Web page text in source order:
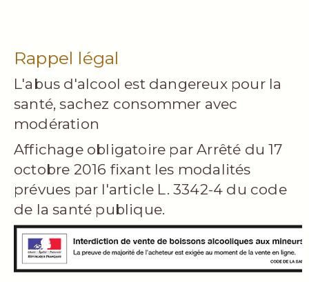
Rappel légal
L'abus d'alcool est dangereux pour la
santé, sachez consommer avec
modération
Affichage obligatoire par Arrêté du 17
octobre 2016 fixant les modalités
prévues par l'article L. 3342-4 du code
de la santé publique.